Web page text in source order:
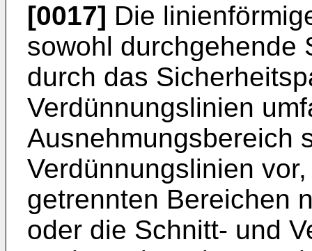
[0017] Die
sowohl durchgehende
durch das
Verdünnungslinien
Ausnehmungsbereich
Verdünnungslinien
getrennten Bereichen
oder die Schnitt- und